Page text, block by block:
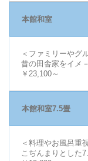
本館和室
＜ファミリーやグ
昔の田舎家をイメ
￥23,100～
本館和室7.5畳
＜料理やお風呂重
こぢんまりとした